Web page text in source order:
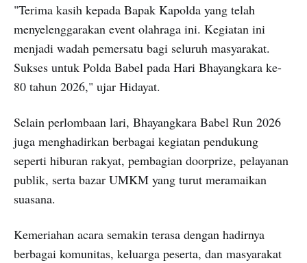
"Terima kasih kepada Bapak Kapolda yang telah
menyelenggarakan event olahraga ini. Kegiatan ini
menjadi wadah pemersatu bagi seluruh masyarakat.
Sukses untuk Polda Babel pada Hari Bhayangkara ke-
80 tahun 2026," ujar Hidayat.
Selain perlombaan lari, Bhayangkara Babel Run 2026
juga menghadirkan berbagai kegiatan pendukung
seperti hiburan rakyat, pembagian doorprize, pelayanan
publik, serta bazar UMKM yang turut meramaikan
suasana.
Kemeriahan acara semakin terasa dengan hadirnya
berbagai komunitas, keluarga peserta, dan masyarakat